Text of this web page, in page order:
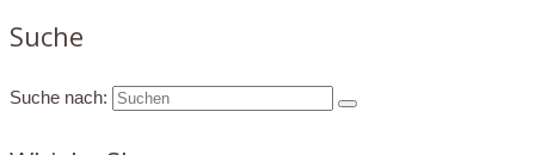
Suche
Suche nach: